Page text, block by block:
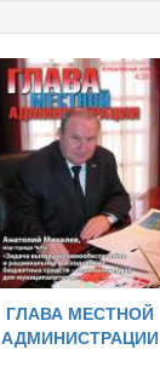
ГЛАВА МЕСТНОЙ
АДМИНИСТРАЦИИ